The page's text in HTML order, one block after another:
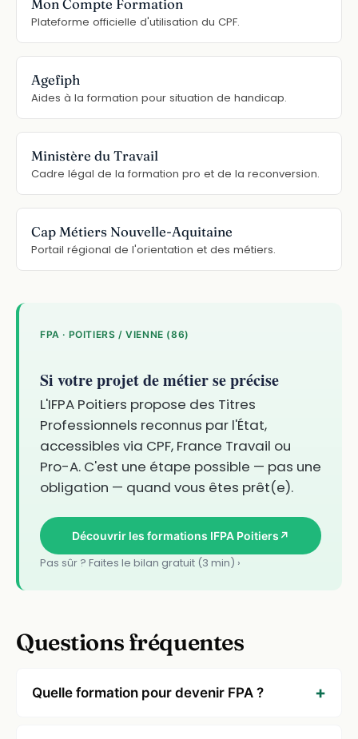
Mon Compte Formation
Plateforme officielle d'utilisation du CPF.
Agefiph
Aides à la formation pour situation de handicap.
Ministère du Travail
Cadre légal de la formation pro et de la reconversion.
Cap Métiers Nouvelle-Aquitaine
Portail régional de l'orientation et des métiers.
FPA · POITIERS / VIENNE (86)
Si votre projet de métier se précise
L'IFPA Poitiers propose des Titres
Professionnels reconnus par l'État,
accessibles via CPF, France Travail ou
Pro-A. C'est une étape possible — pas une
obligation — quand vous êtes prêt(e).
Découvrir les formations IFPA Poitiers ↗
Pas sûr ? Faites le bilan gratuit (3 min) ›
Questions fréquentes
Quelle formation pour devenir FPA ?